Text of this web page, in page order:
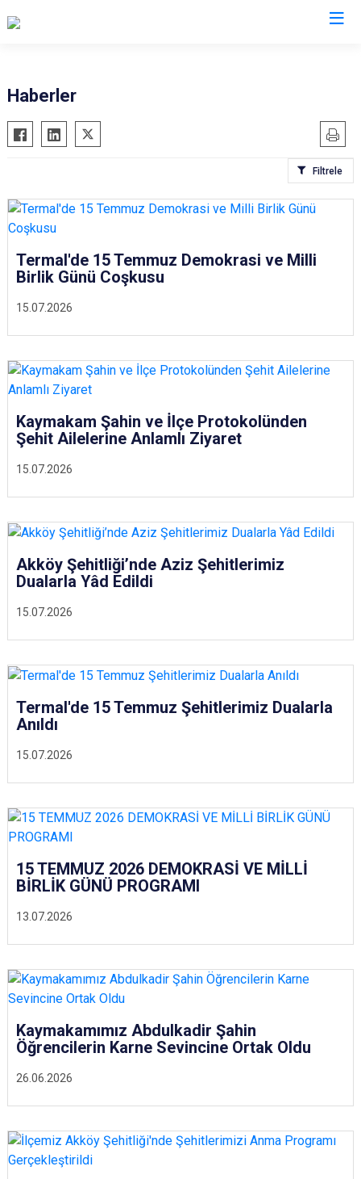
Altınova
Armutlu
Çınarcık
Termal
Haberler
Filtrele
15.07.2026
Termal'de 15 Temmuz Demokrasi ve Milli
Birlik Günü Coşkusu
15.07.2026
Kaymakam Şahin ve İlçe Protokolünden
Şehit Ailelerine Anlamlı Ziyaret
15.07.2026
Akköy Şehitliği’nde Aziz Şehitlerimiz
Dualarla Yâd Edildi
15.07.2026
Termal'de 15 Temmuz Şehitlerimiz Dualarla
Anıldı
13.07.2026
15 TEMMUZ 2026 DEMOKRASİ VE MİLLİ
BİRLİK GÜNÜ PROGRAMI
26.06.2026
Kaymakamımız Abdulkadir Şahin
Öğrencilerin Karne Sevincine Ortak Oldu